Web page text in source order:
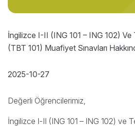
İngilizce I-II (ING 101 – ING 102) Ve
(TBT 101) Muafiyet Sınavları
2025-10-27
Değerli Öğrencilerimiz,
İngilizce I-II (ING 101 – ING 102) ve